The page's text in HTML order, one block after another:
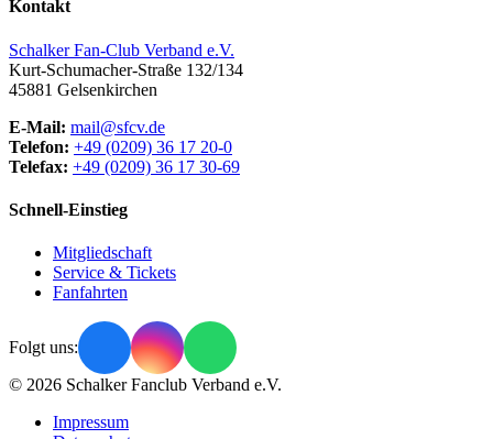
Kontakt
Schalker Fan-Club Verband e.V.
Kurt-Schumacher-Straße 132/134
45881 Gelsenkirchen
E-Mail: mail@sfcv.de
Telefon: +49 (0209) 36 17 20-0
Telefax: +49 (0209) 36 17 30-69
Schnell-Einstieg
Mitgliedschaft
Service & Tickets
Fanfahrten
Folgt uns:
© 2026 Schalker Fanclub Verband e.V.
Impressum